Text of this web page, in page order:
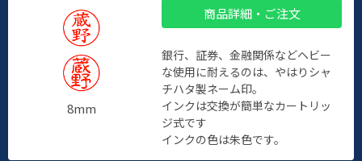
8mm
商品詳細・ご注文
銀行、証券、金融関係などヘビー
な使用に耐えるのは、やはりシャ
チハタ製ネーム印。
インクは交換が簡単なカートリッ
ジ式です
インクの色は朱色です。